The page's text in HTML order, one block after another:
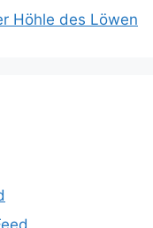
Höhle des Löwen